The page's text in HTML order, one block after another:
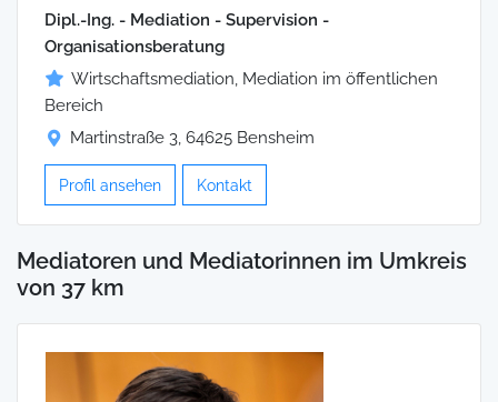
Dipl.-Ing. - Mediation - Supervision -
Organisationsberatung
Wirtschaftsmediation, Mediation im öffentlichen
Bereich
Martinstraße 3, 64625 Bensheim
Profil ansehen Kontakt
Mediatoren und Mediatorinnen im Umkreis
von 37 km